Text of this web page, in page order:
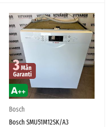
Bosch
Bosch SMU51M12SK/A3